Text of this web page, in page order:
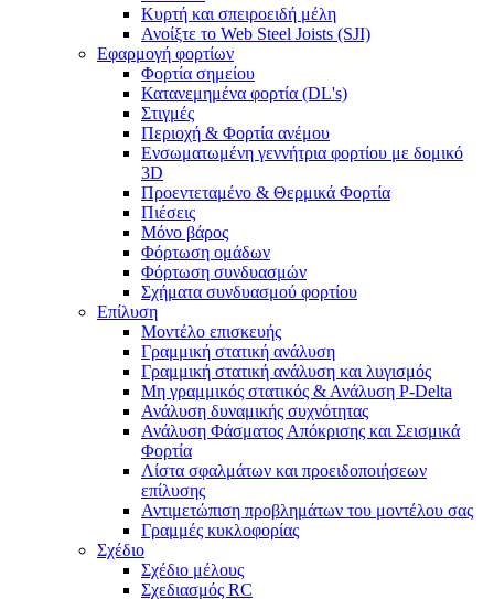
Κυρτή και σπειροειδή μέλη
Ανοίξτε το Web Steel Joists (SJI)
Εφαρμογή φορτίων
Φορτία σημείου
Κατανεμημένα φορτία (DL's)
Στιγμές
Περιοχή & Φορτία ανέμου
Ενσωματωμένη γεννήτρια φορτίου με δομικό
3D
Προεντεταμένο & Θερμικά Φορτία
Πιέσεις
Μόνο βάρος
Φόρτωση ομάδων
Φόρτωση συνδυασμών
Σχήματα συνδυασμού φορτίου
Επίλυση
Μοντέλο επισκευής
Γραμμική στατική ανάλυση
Γραμμική στατική ανάλυση και λυγισμός
Μη γραμμικός στατικός & Ανάλυση P-Delta
Ανάλυση δυναμικής συχνότητας
Ανάλυση Φάσματος Απόκρισης και Σεισμικά
Φορτία
Λίστα σφαλμάτων και προειδοποιήσεων
επίλυσης
Αντιμετώπιση προβλημάτων του μοντέλου σας
Γραμμές κυκλοφορίας
Σχέδιο
Σχέδιο μέλους
Σχεδιασμός RC